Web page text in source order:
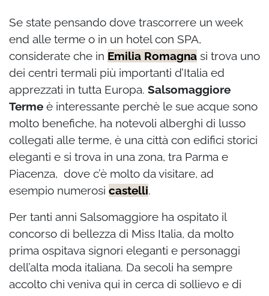
Se state pensando dove trascorrere un week
end alle terme o in un hotel con SPA,
considerate che in Emilia Romagna si trova uno
dei centri termali più importanti d’Italia ed
apprezzati in tutta Europa. Salsomaggiore
Terme è interessante perchè le sue acque sono
molto benefiche, ha notevoli alberghi di lusso
collegati alle terme, è una città con edifici storici
eleganti e si trova in una zona, tra Parma e
Piacenza, dove c’è molto da visitare, ad
esempio numerosi castelli.
Per tanti anni Salsomaggiore ha ospitato il
concorso di bellezza di Miss Italia, da molto
prima ospitava signori eleganti e personaggi
dell’alta moda italiana. Da secoli ha sempre
accolto chi veniva qui in cerca di sollievo e di